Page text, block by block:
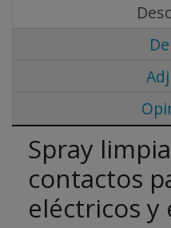
Spray
contactos
eléctricos y